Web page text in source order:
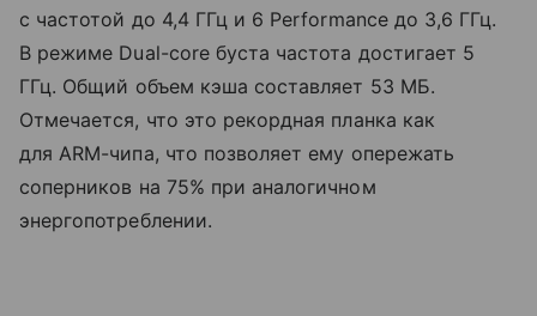
с частотой до 4,4 ГГц и 6 Performance до 3,6 ГГц.
В режиме Dual-core буста частота достигает 5
ГГц. Общий объем кэша составляет 53 МБ.
Отмечается, что это рекордная планка как
для ARM-чипа, что позволяет ему опережать
соперников на 75% при аналогичном
энергопотреблении.